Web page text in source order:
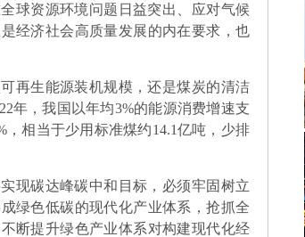
球资源环境问题日益突出、应对气候
经济社会高质量发展的内在要求，也
再生能源装机规模，还是煤炭的清洁
年，我国以年均3%的能源消费增速支
，相当于少用标准煤约14.1亿吨，少排
现碳达峰碳中和目标，必须牢固树立
绿色低碳的现代化产业体系，抢抓全
断提升绿色产业体系对构建现代化经